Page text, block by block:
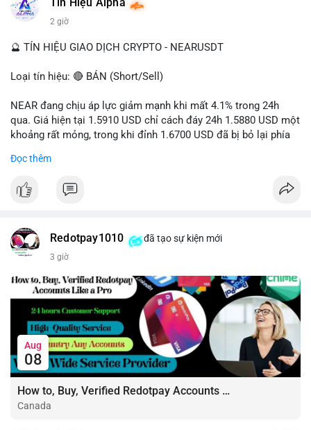
#vlikevn #titanbot
📰 Nguồn: Cointelegraph
Tín Hiệu Alpha
2 giờ
🔮 TÍN HIỆU GIAO DỊCH CRYPTO - NEARUSDT
Loại tín hiệu: 🔴 BÁN (Short/Sell)
NEAR đang chịu áp lực giảm mạnh khi mất 4.1% trong 24h
qua. Giá hiện tại 1.5910 USD chỉ cách đáy 24h 1.5880 USD một
khoảng rất mỏng, trong khi đỉnh 1.6700 USD đã bị bỏ lại phía
kiểm soát hoàn toàn. Khối lượng giao dịch 10.29 triệu NEAR
tiếp diễn.
- Vùng Entry: 1.5910 - 1.5980
- Mục tiêu chốt lời (Take Profit - TP): TP1: 1.5700, TP2: 1.5500
Quản trị vốn chặt chẽ, chỉ vào lệnh với rủi ro tối đa 1-2% tài
khoản cho mỗi vị thế.
#shortnear #near1.59#bearishnear #selllimit #vlikenear
Đọc thêm
Redotpay1010 đã tạo sự kiện mới
3 giờ
Aug
08
How to, Buy, Verified Redotpay Accounts Like a Pro
Canada